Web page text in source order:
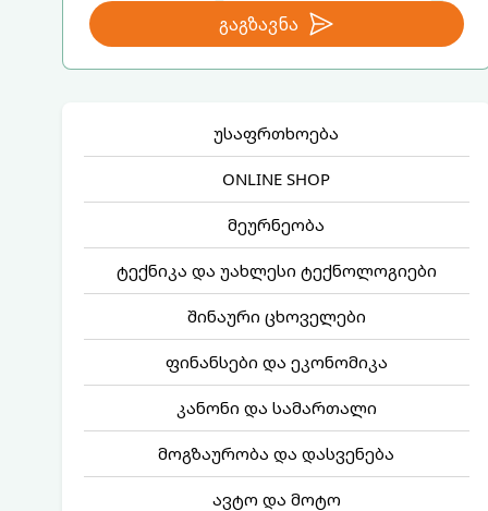
გაგზავნა
უსაფრთხოება
ONLINE SHOP
მეურნეობა
ტექნიკა და უახლესი ტექნოლოგიები
შინაური ცხოველები
ფინანსები და ეკონომიკა
კანონი და სამართალი
მოგზაურობა და დასვენება
ავტო და მოტო